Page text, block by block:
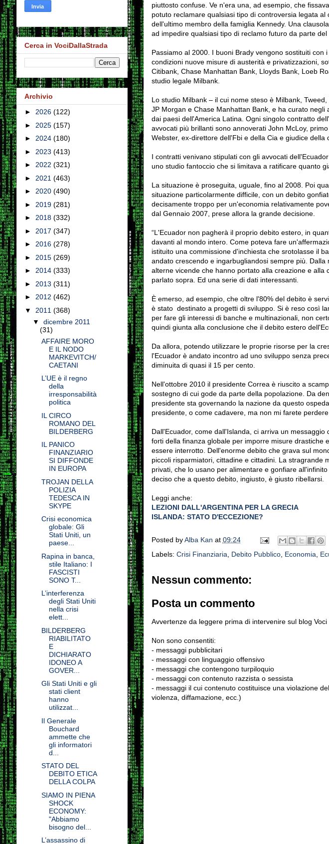
piuttosto confuse. Ve n'era una, ad esempio, che
potuto reclamare qualsiasi tipo di controversia legata
dell'ultimo membro della famiglia Kennedy. Una
ad impedire qualsiasi tipo di reclamo futuro da parte del
Passiamo al 2000. I buoni Brady vengono sostituiti con
condizioni nuove misure di austerità e privatizzazioni,
Citibank, Chase Manhattan Bank, Lloyds Bank, Loeb
studio legale Milbank.
Lo studio Milbank – il cui nome steso è Milbank,
JP Morgan e Chase Manhattan Bank, e ha curato
dai paesi dell'America Latina. Ogni singolo contratto
avvocati più brillanti sono annoverati John McLoy,
Webster, ex-direttore dell'Fbi e della Cia e giudice della
I contratti venivano stipulati con gli avvocati
uno studio fantoccio che si limitava a ratificare quanto
La situazione è proseguita, uguale, fino al 2008. Poi
situazione particolarmente difficile, con un debito
decisamente troppo per un'economia relativamente
dal Gennaio 2007, prese allora la grande decisione.
“L'Ecuador non pagherà il proprio debito estero, in
davanti al mondo intero. Come poteva fare
istituito una commissione d'inchiesta che srotolasse il
andato crescendo e ingarbugliandosi sempre più.
alterne vicende che hanno portato alla creazione e alla
parlato sopra. Ed una serie di dati interessanti.
È emerso, ad esempio, che oltre l'80% del debito è
è stato destinato a progetti di sviluppo. Si è reso così
per fare gli interessi di banche e multinazionali, non
quindi giunta alla conclusione che il debito estero
Da allora, potendo utilizzare le proprie risorse per la
l'Ecuador è andato incontro ad uno sviluppo senza
diminuita di quasi il 15 per cento.
Nell'ottobre 2010 il presidente Correa è riuscito a
sostegno di cui gode da parte della popolazione. Da
presidente sta governando la nazione da questo
presidente, o come cadavere, ma non mi farete perdere
Dall'Ecuador, come dall'Islanda, ci arriva un
forti della finanza globale per imporre misure drastiche
essere interrotto. Dell'enorme debito che grava sul
piccoli risparmiatori, cittadine e cittadini. La stragrande
privati, che lo usano per alimentare e gonfiare
deciso che a questo debito, ingiusto, è giusto ribellarsi.
Leggi anche:
LEZIONI DALL'ARGENTINA PER LA GRECIA
ISLANDA: STATO D'ECCEZIONE?
Posted byAlba Kan at 09:24
Labels: Crisi Finanziaria Debito Pubblico, Economia
Nessun commento:
Posta un commento
Avvertenze da leggere prima di intervenire sul blog Voci
Non sono consentiti:
- messaggi pubblicitari
- messaggi con linguaggio offensivo
- messaggi che contengono turpiloquio
- messaggi con contenuto razzista o sessista
- messaggi il cui contenuto costituisce una violazione
violenza, diffamazione, ecc.)
Cerca in VociDallaStrada
Archivio
► 2026 (122)
► 2025 (157)
► 2024 (180)
► 2023 (413)
► 2022 (321)
► 2021 (463)
► 2020 (490)
► 2019 (281)
► 2018 (332)
► 2017 (347)
► 2016 (278)
► 2015 (269)
► 2014 (333)
► 2013 (311)
► 2012 (462)
▼ 2011 (368)
▼dicembre 2011
(31)
AFFAIRE MORO
E IL NODO
MARKEVITCH/
CAETANI
L’UE è il regno
della
irresponsabilità
politica
IL CIRCO
ROMANO DEL
BILDERBERG
IL PANICO
FINANZIARIO
SI DIFFONDE
IN EUROPA
TROJAN DELLA
POLIZIA
TEDESCA IN
SKYPE
Crisi economica
globale: Gli
Stati Uniti, un
paese...
Rapina in banca,
stile Italiano: I
FASCISTI
SONO T...
L’interferenza
degli Stati Uniti
nella crisi
elett...
BILDERBERG
RIABILITATO
E
DICHIARATO
IDONEO A
GOVER...
Gli Stati Uniti e gli
stati client
hanno
utilizzat...
Il Generale
Bouchard
ammette che
gli informatori
d...
STATO DEL
DEBITO ETICA
DELLA COLPA
SIAMO IN PIENA
SHOCK
ECONOMY:
"Abbiamo
bisogno del...
L’assassino di